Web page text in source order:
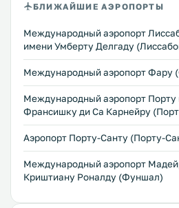
БЛИЖАЙШИЕ АЭРОПОРТЫ
Международный аэропорт
имени Умберту Делгаду
Международный аэропорт Фару
Международный аэропорт Порту
Франсишку ди Са Карнейру
Аэропорт Порту-Санту (Порту-
Международный аэропорт
Криштиану Роналду (Фуншал)